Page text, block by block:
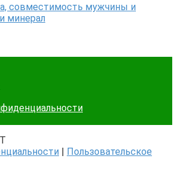
совместимость мужчины и
минерал
| Пользовательское